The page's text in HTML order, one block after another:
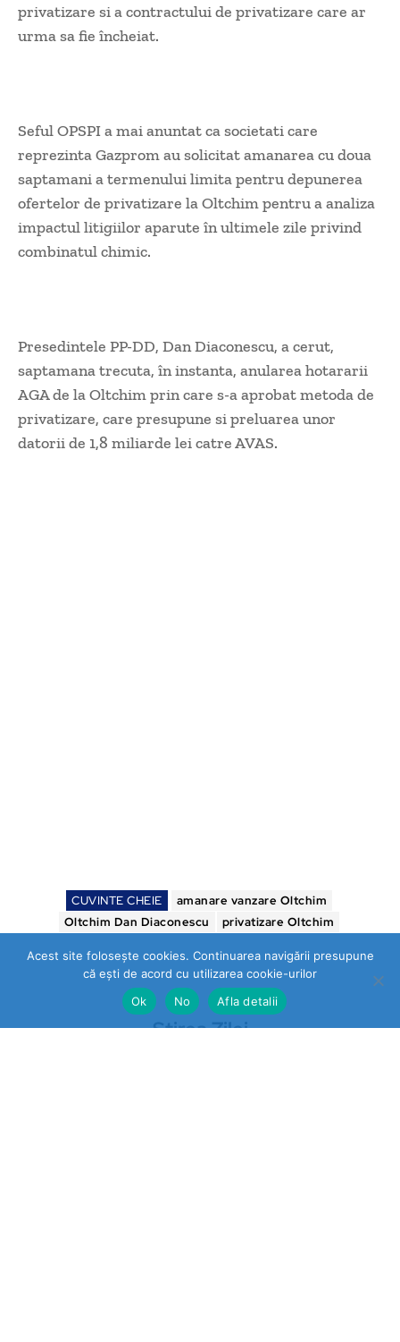
privatizare si a contractului de privatizare care ar
urma sa fie încheiat.
Seful OPSPI a mai anuntat ca societati care
reprezinta Gazprom au solicitat amanarea cu doua
saptamani a termenului limita pentru depunerea
ofertelor de privatizare la Oltchim pentru a analiza
impactul litigiilor aparute în ultimele zile privind
combinatul chimic.
Presedintele PP-DD, Dan Diaconescu, a cerut,
saptamana trecuta, în instanta, anularea hotararii
AGA de la Oltchim prin care s-a aprobat metoda de
privatizare, care presupune si preluarea unor
datorii de 1,8 miliarde lei catre AVAS.
CUVINTE CHEIE
amanare vanzare Oltchim
Oltchim Dan Diaconescu
privatizare Oltchim
Stirea Zilei
Acest site folosește cookies. Continuarea navigării presupune
că ești de acord cu utilizarea cookie-urilor
Ok
No Afla detalii